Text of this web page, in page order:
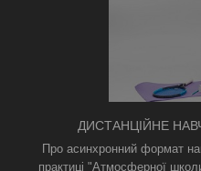
ДИСТАНЦІЙНЕ
ТРИВОГАМИ ТА БЕЗ
ФОРМАТ РЯТУЄ
Про асинхронний формат
практиці "Атмосферної